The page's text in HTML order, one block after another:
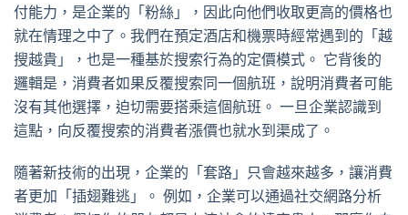
付能力，是企業的「粉絲」，因此向他們收取更高的價格也
就在情理之中了。我們在預定酒店和機票時經常遇到的「越
搜越貴」，也是一種基於搜索行為的定價模式。 它背後的
邏輯是，消費者如果反覆搜索同一個航班，說明消費者可能
沒有其他選擇，迫切需要搭乘這個航班。 一旦企業認識到
這點，向反覆搜索的消費者漲價也就水到渠成了。
隨著新技術的出現，企業的「套路」只會越來越多，讓消費
者更加「插翅難逃」。 例如，企業可以通過社交網路分析